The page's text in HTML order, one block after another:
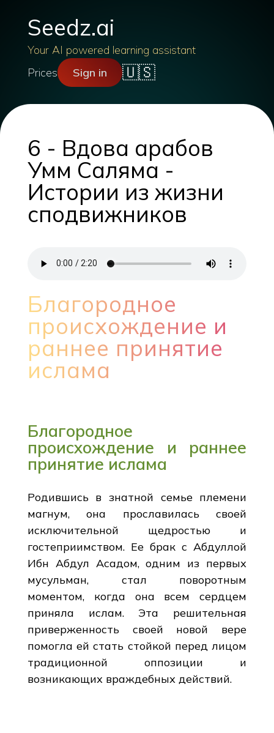
Seedz.ai
Your AI powered learning assistant
Prices
Sign in 🇺🇸
6 - Вдова арабов
Умм Саляма -
Истории из жизни
сподвижников
Благородное
происхождение и
раннее принятие
ислама
Благородное
происхождение и раннее
принятие ислама
Родившись в знатной семье племени
магнум, она прославилась своей
исключительной щедростью и
гостеприимством. Ее брак с Абдуллой
Ибн Абдул Асадом, одним из первых
мусульман, стал поворотным
моментом, когда она всем сердцем
приняла ислам. Эта решительная
приверженность своей новой вере
помогла ей стать стойкой перед лицом
традиционной оппозиции и
возникающих враждебных действий.